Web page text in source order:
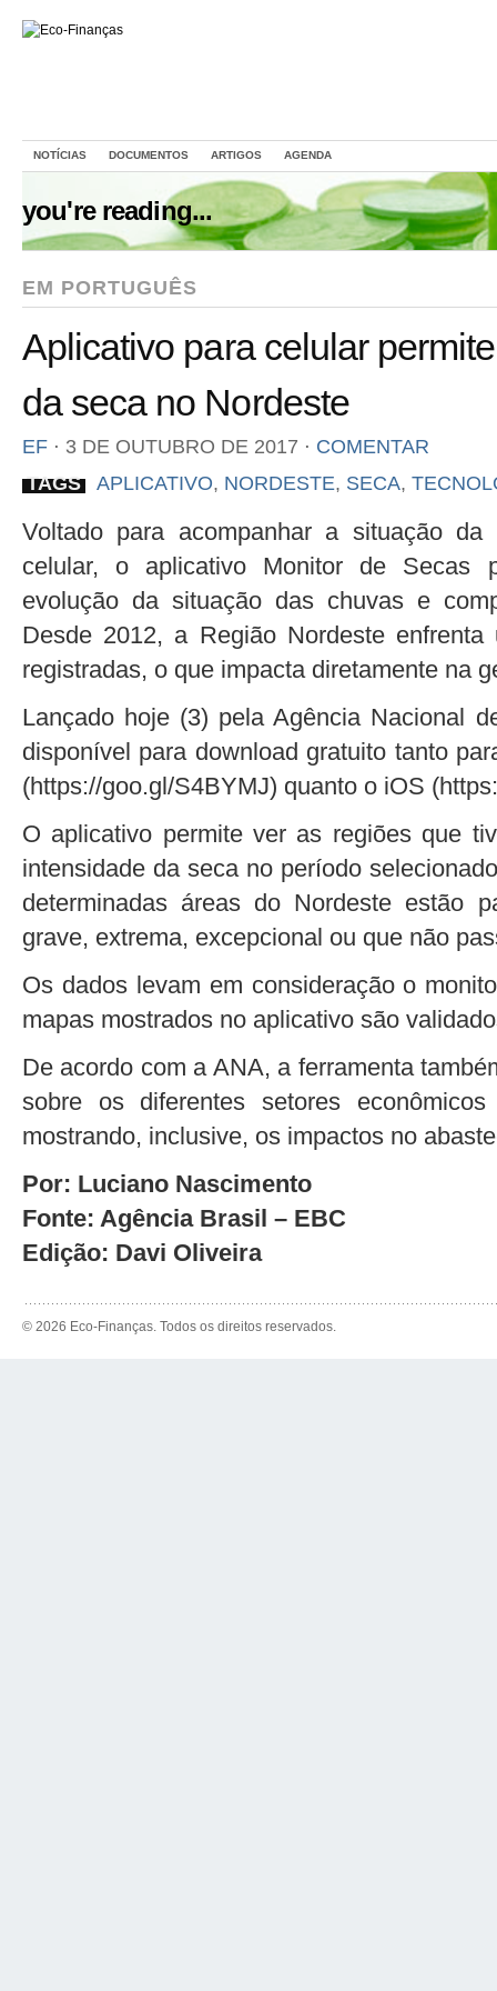
NOTÍCIAS DOCUMENTOS ARTIGOS AGENDA
you're reading...
EM PORTUGUÊS
Aplicativo para celular
da seca no Nordeste
EF ⋅ 3 DE OUTUBRO DE 2017 ⋅ COMENTAR
TAGS
APLICATIVO, NORDESTE, SECA,
Voltado para acompanhar a situação
celular, o aplicativo Monitor de Secas
evolução da situação das chuvas e
Desde 2012, a Região Nordeste
registradas, o que impacta diretamente na
Lançado hoje (3) pela Agência Nacional
disponível para download gratuito tanto
(https://goo.gl/S4BYMJ) quanto o iOS
O aplicativo permite ver as regiões que
intensidade da seca no período
determinadas áreas do Nordeste estão
grave, extrema, excepcional ou que não
Os dados levam em consideração o
mapas mostrados no aplicativo são
De acordo com a ANA, a ferramenta
sobre os diferentes setores
mostrando, inclusive, os impactos no
Por: Luciano Nascimento
Fonte: Agência Brasil – EBC
Edição: Davi Oliveira
© 2026 Eco-Finanças. Todos os direitos reservados.